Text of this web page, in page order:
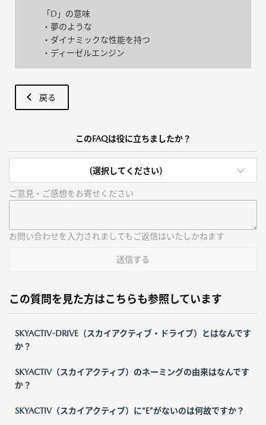
「D」の意味
・夢のような
・ダイナミックな性能を持つ
・ディーゼルエンジン
戻る
このFAQは役に立ちましたか？
(選択してください)
ご意見・ご感想をお寄せください
お問い合わせを入力されましてもご返信はいたしかねます
送信する
この質問を見た方はこちらも参照しています
SKYACTIV-DRIVE（スカイアクティブ・ドライブ）とはなんです
か？
SKYACTIV（スカイアクティブ）のネーミングの由来はなんです
か？
SKYACTIV（スカイアクティブ）に“E”がないのは何故ですか？